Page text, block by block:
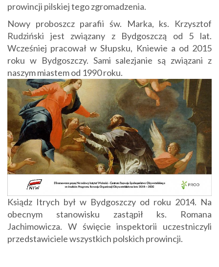
prowincji pilskiej tego zgromadzenia.
Nowy proboszcz parafii św. Marka, ks. Krzysztof
Rudziński jest związany z Bydgoszczą od 5 lat.
Wcześniej pracował w Słupsku, Kniewie a od 2015
roku w Bydgoszczy. Sami salezjanie są związani z
naszym miastem od 1990 roku.
Ksiądz Itrych był w Bydgoszczy od roku 2014. Na
obecnym stanowisku zastąpił ks. Romana
Jachimowicza. W święcie inspektorii uczestniczyli
przedstawiciele wszystkich polskich prowincji.